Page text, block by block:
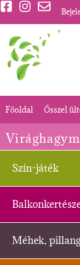
Főoldal Ősszel
Szín-játék
Méhek,